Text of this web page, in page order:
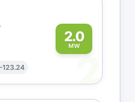
123.24
2.0
MW
2